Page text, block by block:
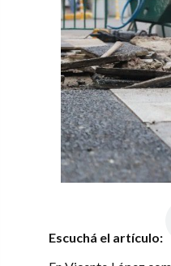
Escuchá el artículo: